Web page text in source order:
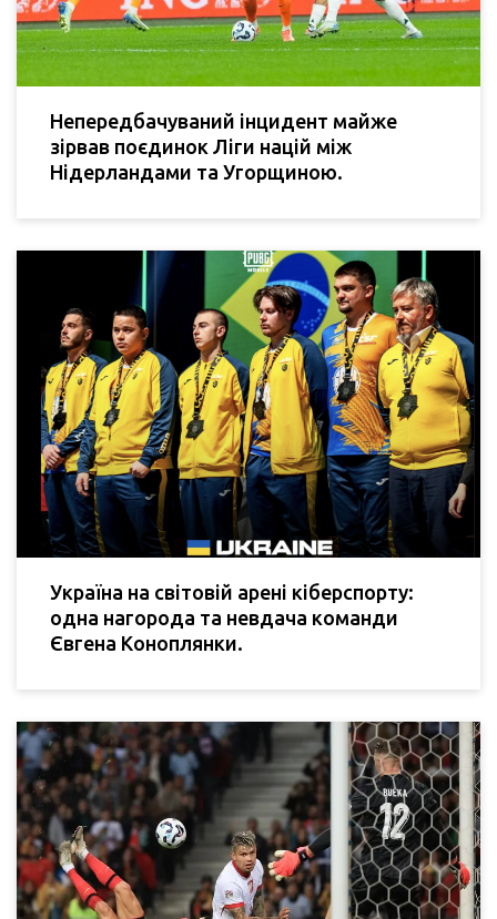
Непередбачуваний інцидент майже
зірвав поєдинок Ліги націй між
Нідерландами та Угорщиною.
Україна на світовій арені кіберспорту:
одна нагорода та невдача команди
Євгена Коноплянки.